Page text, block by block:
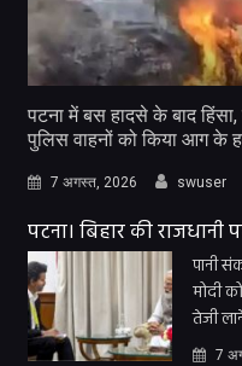
पटना में बस हादसे के बाद
पुलिस वाहनों को किया आग के
7 अगस्त, 2026 swuser
पटना। बिहार की राजधानी
पानी
मोदी
तेजी
7